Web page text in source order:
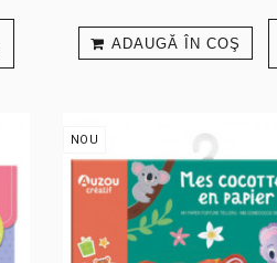
ADAUGĂ ÎN COŞ
NOU